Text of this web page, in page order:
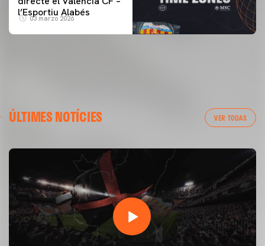
l’Esportiu Alabés
03 marzo 2026
ÚLTIMES NOTÍCIES VER TODAS